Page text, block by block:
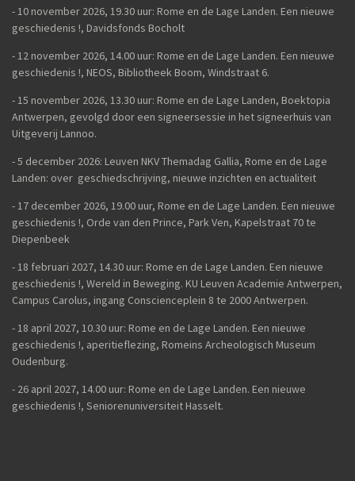
- 10 november 2026, 19.30 uur: Rome en de Lage Landen. Een nieuwe
geschiedenis !, Davidsfonds Bocholt
- 12 november 2026, 14.00 uur: Rome en de Lage Landen. Een nieuwe
geschiedenis !, NEOS, Bibliotheek Boom, Windstraat 6.
- 15 november 2026, 13.30 uur: Rome en de Lage Landen, Boektopia
Antwerpen, gevolgd door een signeersessie in het signeerhuis van
Uitgeverij Lannoo.
- 5 december 2026: Leuven NKV Themadag Gallia, Rome en de Lage
Landen: over geschiedschrijving, nieuwe inzichten en actualiteit
-17 december 2026, 19.00 uur, Rome en de Lage Landen. Een nieuwe
geschiedenis !, Orde van den Prince, Park Ven, Kapelstraat 70 te
Diepenbeek
- 18 februari 2027, 14.30 uur: Rome en de Lage Landen. Een nieuwe
geschiedenis !, Wereld in Beweging. KU Leuven Academie Antwerpen,
Campus Carolus, ingang Conscienceplein 8 te 2000 Antwerpen.
- 18 april 2027, 10.30 uur: Rome en de Lage Landen. Een nieuwe
geschiedenis !, aperitieflezing, Romeins Archeologisch Museum
Oudenburg.
- 26 april 2027, 14.00 uur: Rome en de Lage Landen. Een nieuwe
geschiedenis !, Seniorenuniversiteit Hasselt.